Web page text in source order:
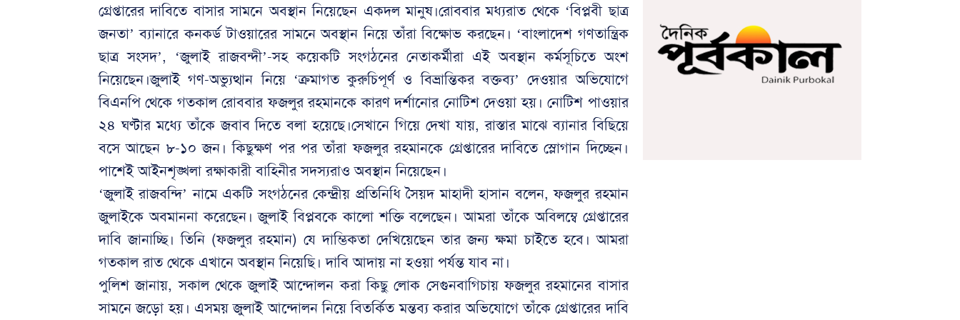
গ্রেপ্তারের দাবিতে বাসার সামনে অবস্থান নিয়েছেন একদল মানুষ।রোববার মধ্যরাত থেকে ‘বিপ্লবী ছাত্র
জনতা’ ব্যানারে কনকর্ড টাওয়ারের সামনে অবস্থান নিয়ে তাঁরা বিক্ষোভ করছেন। ‘বাংলাদেশ গণতান্ত্রিক
ছাত্র সংসদ’, ‘জুলাই রাজবন্দী’-সহ কয়েকটি সংগঠনের নেতাকর্মীরা এই অবস্থান কর্মসূচিতে অংশ
নিয়েছেন।জুলাই গণ-অভ্যুত্থান নিয়ে ‘ক্রমাগত কুরুচিপূর্ণ ও বিভ্রান্তিকর বক্তব্য’ দেওয়ার অভিযোগে
বিএনপি থেকে গতকাল রোববার ফজলুর রহমানকে কারণ দর্শানোর নোটিশ দেওয়া হয়। নোটিশ পাওয়ার
২৪ ঘণ্টার মধ্যে তাঁকে জবাব দিতে বলা হয়েছে।সেখানে গিয়ে দেখা যায়, রাস্তার মাঝে ব্যানার বিছিয়ে
বসে আছেন ৮-১০ জন। কিছুক্ষণ পর পর তাঁরা ফজলুর রহমানকে গ্রেপ্তারের দাবিতে স্লোগান দিচ্ছেন।
পাশেই আইনশৃঙ্খলা রক্ষাকারী বাহিনীর সদস্যরাও অবস্থান নিয়েছেন।
‘জুলাই রাজবন্দি’ নামে একটি সংগঠনের কেন্দ্রীয় প্রতিনিধি সৈয়দ মাহাদী হাসান বলেন, ফজলুর রহমান
জুলাইকে অবমাননা করেছেন। জুলাই বিপ্লবকে কালো শক্তি বলেছেন। আমরা তাঁকে অবিলম্বে গ্রেপ্তারের
দাবি জানাচ্ছি। তিনি (ফজলুর রহমান) যে দাম্ভিকতা দেখিয়েছেন তার জন্য ক্ষমা চাইতে হবে। আমরা
গতকাল রাত থেকে এখানে অবস্থান নিয়েছি। দাবি আদায় না হওয়া পর্যন্ত যাব না।
‎পুলিশ জানায়, সকাল থেকে জুলাই আন্দোলন করা কিছু লোক সেগুনবাগিচায় ফজলুর রহমানের বাসার
সামনে জড়ো হয়। এসময় জুলাই আন্দোলন নিয়ে বিতর্কিত মন্তব্য করার অভিযোগে তাঁকে গ্রেপ্তারের দাবি